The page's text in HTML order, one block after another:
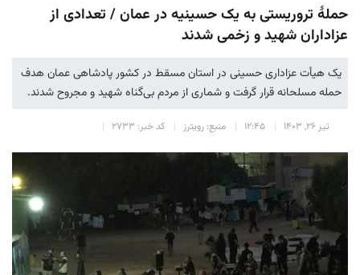
حملۀ تروریستی به یک حسینیه در عمان / تعدادی از
عزاداران شهید و زخمی شدند
یک هیأت عزاداری حسینی در استان مسقط در کشور پادشاهی عمان هدف
حمله مسلحانه قرار گرفت و شماری از مردم بی‌گناه شهید و مجروح شدند.
تیر 26, 1403 12:45 منبع: رویترز کد خبر: 2733